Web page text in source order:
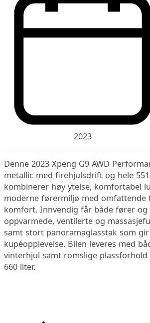
2023
Denne 2023 Xpeng G9 AWD
metallic med firehjulsdrift og hele
kombinerer høy ytelse, komfortabel
moderne førermiljø med omfattende
komfort. Innvendig får både fører og
oppvarmede, ventilerte og
samt stort panoramaglasstak som
kupéopplevelse. Bilen leveres med
vinterhjul samt romslige plassforhold
660 liter.